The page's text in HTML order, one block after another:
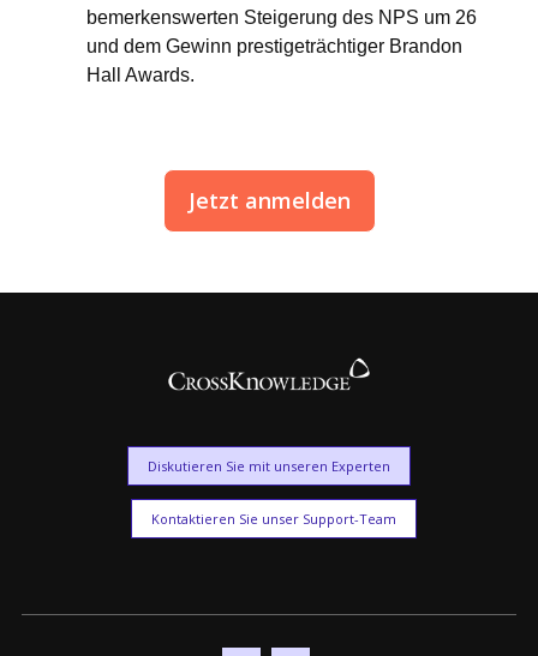
bemerkenswerten Steigerung des NPS um 26
und dem Gewinn prestigeträchtiger Brandon
Hall Awards.
Jetzt anmelden
Diskutieren Sie mit unseren Experten
Kontaktieren Sie unser Support-Team